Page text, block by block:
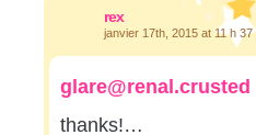
rex
janvier 17th, 2015 at 11 h 37
glare@renal.crusted
thanks!…